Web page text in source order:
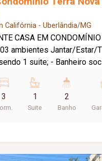
Califórnia - Uberlândia/MG
CASA EM
ambientes Jantar/Estar/
1 suite; - Banheiro
- Sala de TV, sala de
iluminação. VISITAS
Cond. Aprox.
3 1
Suite
2
Banho